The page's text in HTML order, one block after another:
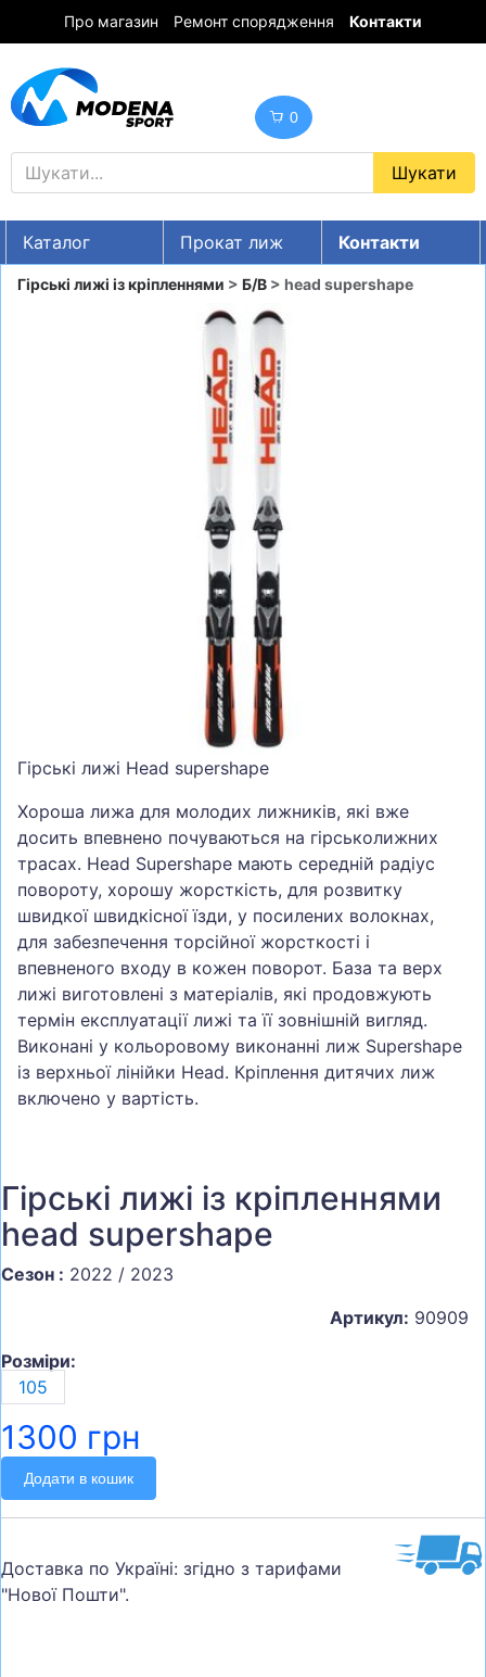
Про магазин Ремонт спорядження Контакти
0
Каталог Прокат лиж
Контакти
UA RU EN
ШОЛОМИ, ЗАХИСТ, ОКУЛЯРИ
ТЕНІС, БАДМІНТОН
ВОДНІ ВИДИ СПОРТУ
ТУРИЗМ
Гірські лижі із кріпленнями > Б/В > head supershape
Гірські лижі Head supershape
Хороша лижа для молодих лижників, які вже
досить впевнено почуваються на гірськолижних
трасах. Head Supershape мають середній радіус
повороту, хорошу жорсткість, для розвитку
швидкої швидкісної їзди, у посилених волокнах,
для забезпечення торсійної жорсткості і
впевненого входу в кожен поворот. База та верх
лижі виготовлені з матеріалів, які продовжують
термін експлуатації лижі та її зовнішній вигляд.
Виконані у кольоровому виконанні лиж Supershape
із верхньої лінійки Head. Кріплення дитячих лиж
включено у вартість.
Гірські лижі із кріпленнями
head supershape
Сезон : 2022 / 2023
Артикул: 90909
Розміри:
105
1300 грн
Додати в кошик
Доставка по Україні: згідно з тарифами
"Нової Пошти".